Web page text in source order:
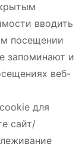
вводить
посещении
запоминают и
веб-
для
сайт/